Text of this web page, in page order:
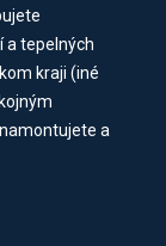
a tepelných
kraji (iné
a